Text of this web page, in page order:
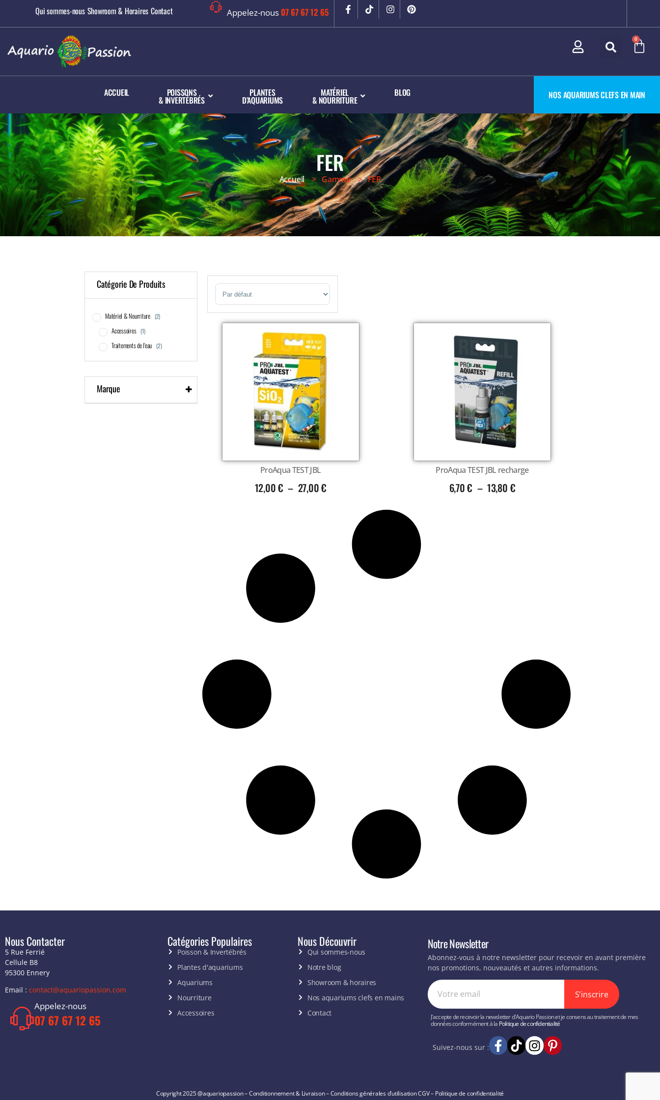
Qui sommes-nous Showroom & Horaires Contact Appelez-nous 07 67 67 12 65
0
ACCUEIL POISSONS
& INVERTÉBRÉS
PLANTES
D’AQUARIUMS
MATÉRIEL
& NOURRITURE
BLOG NOS AQUARIUMS CLEFS EN MAIN
FER
Accueil> Gamme > FER
Catégorie De Produits
Matériel & Nourriture (2)
Accessoires (1)
Traitements de l'eau (2)
Marque
Sort Products
ProAqua TEST JBL
12,00€ – 27,00€
ProAqua TEST JBL recharge
6,70€ – 13,80 €
Nous Contacter
5 Rue Ferrié
Cellule B8
95300 Ennery
Email : contact@aquariopassion.com
Appelez-nous
07 67 67 12 65
Catégories Populaires
Poisson & Invertébrés
Plantes d'aquariums
Aquariums
Nourriture
Accessoires
Nous Découvrir
Qui sommes-nous
Notre blog
Showroom & horaires
Nos aquariums clefs en mains
Contact
Notre Newsletter
Abonnez-vous à notre newsletter pour recevoir en avant première
nos promotions, nouveautés et autres informations.
J'accepte de recevoir la newsletter d'Aquario Passion et je consens au traitement de mes
données conformément à la Politique de confidentialité
S'inscrire
Suivez-nous sur :
Copyright 2025 @aquariopassion –Conditionnement & Livraison–Conditions générales d’utilisationCGV– Politique de confidentialité